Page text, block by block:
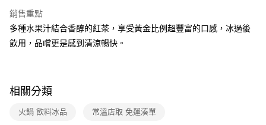
銷售重點
多種水果汁結合香醇的紅茶，享受黃金比例超豐富的口感，冰過後
飲用，品嚐更是感到清涼暢快。
相關分類
火鍋 飲料冰品 常溫店取 免運湊單